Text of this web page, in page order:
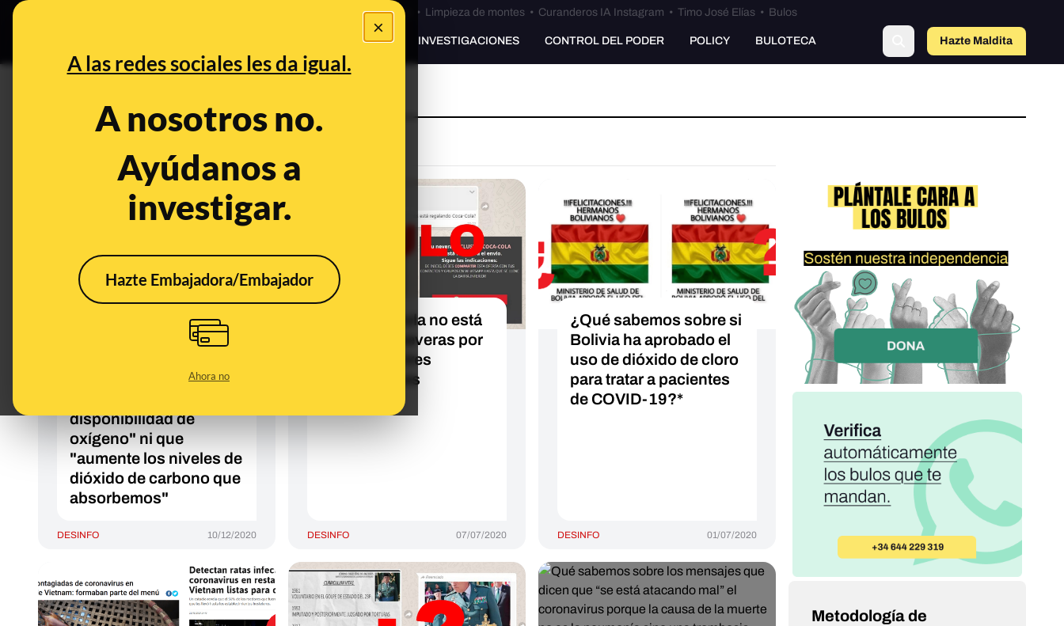
×
A las redes sociales les da igual.
A nosotros no.
Ayúdanos a
investigar.
Hazte Embajadora/Embajador
Ahora no
Bulos Ceuta • Limpieza de montes• Curanderos IA Instagram • Timo José Elías• Bulos
PREBUNKING INVESTIGACIONES CONTROL DEL PODER POLICY BULOTECA Hazte Maldito
a
preguntas
Mundial de la Salud no
mascarilla al hacer
disponibilidad de
oxígeno" ni que
"aumente los niveles de
dióxido de carbono que
absorbemos"
DESINFO 10/12/2020
No, Coca-Cola no está
regalando neveras por
contestar a tres
preguntas: es
DESINFO 07/07/2020
¿Qué sabemos sobre si
Bolivia ha aprobado el
uso de dióxido de cloro
para tratar a pacientes
de COVID-19?*
DESINFO 01/07/2020
Metodología de